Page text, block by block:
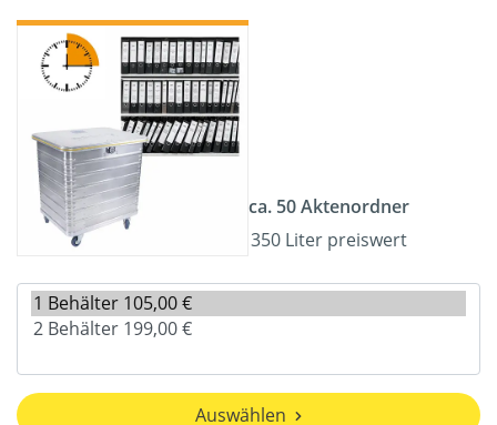
ca. 50 Aktenordner
350 Liter preiswert
Auswählen